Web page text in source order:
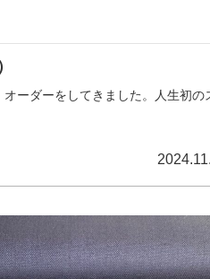
ーダーをしてきました。人生初の